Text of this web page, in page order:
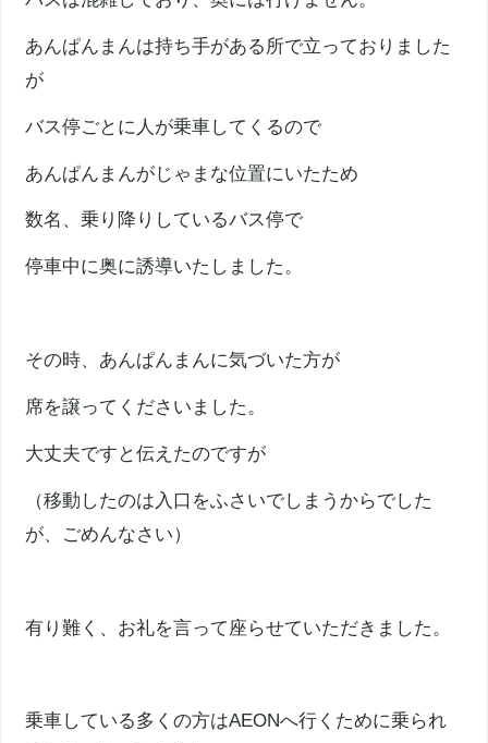
あんぱんまんは持ち手がある所で立っておりました
が
バス停ごとに人が乗車してくるので
あんぱんまんがじゃまな位置にいたため
数名、乗り降りしているバス停で
停車中に奥に誘導いたしました。
その時、あんぱんまんに気づいた方が
席を譲ってくださいました。
大丈夫ですと伝えたのですが
（移動したのは入口をふさいでしまうからでした
が、ごめんなさい）
有り難く、お礼を言って座らせていただきました。
乗車している多くの方はAEONへ行くために乗られ